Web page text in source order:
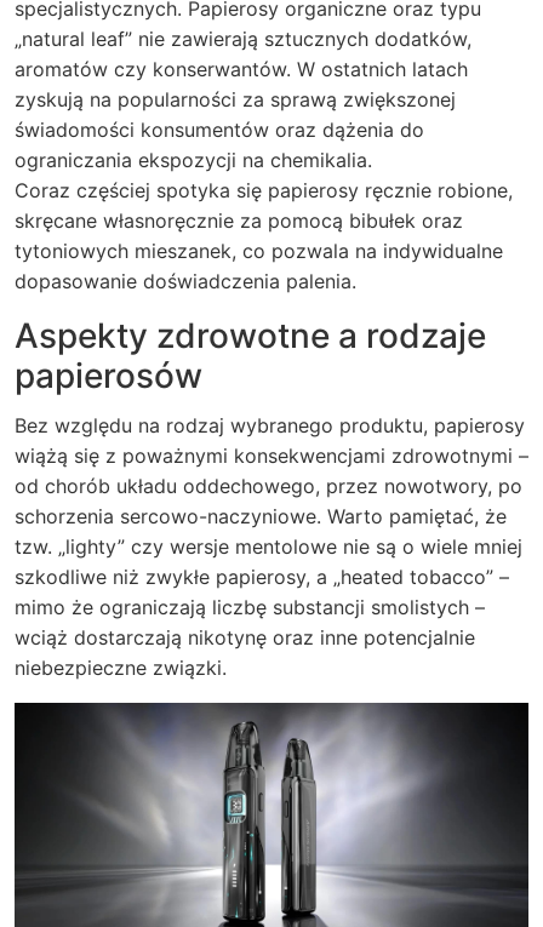
specjalistycznych. Papierosy organiczne oraz typu
„natural leaf” nie zawierają sztucznych dodatków,
aromatów czy konserwantów. W ostatnich latach
zyskują na popularności za sprawą zwiększonej
świadomości konsumentów oraz dążenia do
ograniczania ekspozycji na chemikalia.
Coraz częściej spotyka się papierosy ręcznie robione,
skręcane własnoręcznie za pomocą bibułek oraz
tytoniowych mieszanek, co pozwala na indywidualne
dopasowanie doświadczenia palenia.
Aspekty zdrowotne a rodzaje
papierosów
Bez względu na rodzaj wybranego produktu, papierosy
wiążą się z poważnymi konsekwencjami zdrowotnymi –
od chorób układu oddechowego, przez nowotwory, po
schorzenia sercowo-naczyniowe. Warto pamiętać, że
tzw. „lighty” czy wersje mentolowe nie są o wiele mniej
szkodliwe niż zwykłe papierosy, a „heated tobacco” –
mimo że ograniczają liczbę substancji smolistych –
wciąż dostarczają nikotynę oraz inne potencjalnie
niebezpieczne związki.